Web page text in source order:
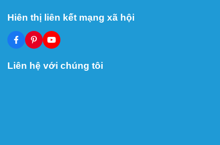
Hiên thị liên kết mạng xã hội
Liên hệ với chúng tôi